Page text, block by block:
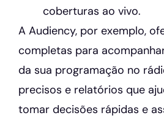
coberturas ao vivo.
A Audiency, por exemplo,
completas para
da sua programação no
precisos e relatórios que
tomar decisões rápidas e